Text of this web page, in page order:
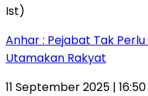
Anhar : Pejabat Tak
Utamakan Rakyat
11 September 2025 | 16:50